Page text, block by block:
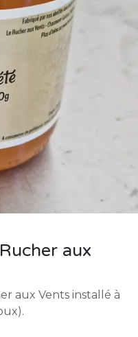
aux
aux Vents installé à